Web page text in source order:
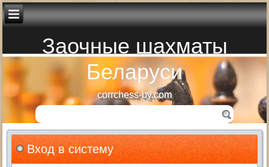
Заочные шахматы
Беларуси
corrchess-by.com
Вход в систему